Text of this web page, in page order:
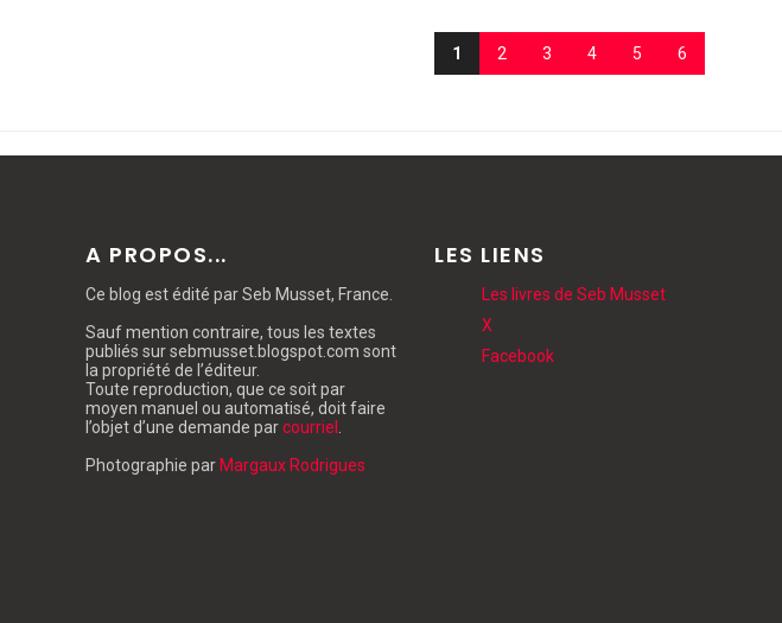
1 2 3 4 5 6
A PROPOS...
Ce blog est édité par Seb Musset, France.
Sauf mention contraire, tous les textes
publiés sur sebmusset.blogspot.com sont
la propriété de l’éditeur.
Toute reproduction, que ce soit par
moyen manuel ou automatisé, doit faire
l’objet d’une demande parcourriel
Photographie par Margaux Rodrigues
LES LIENS
Les livres de Seb Musset
X
Facebook